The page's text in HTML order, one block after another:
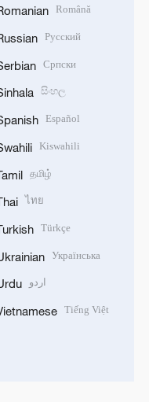
Română
Русский
Српски
සිංහල
Español
Kiswahili
தமிழ்
ไทย
Türkçe
Українська
اردو
Tiếng Việt